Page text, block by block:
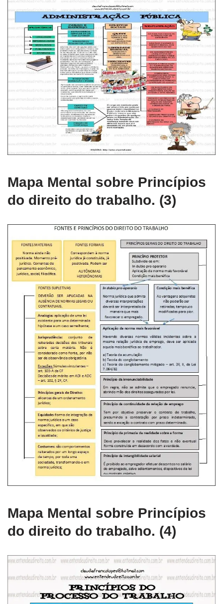
Mapa Mental sobre Princípios
do direito do trabalho. (3)
Mapa Mental sobre Princípios
do direito do trabalho. (4)